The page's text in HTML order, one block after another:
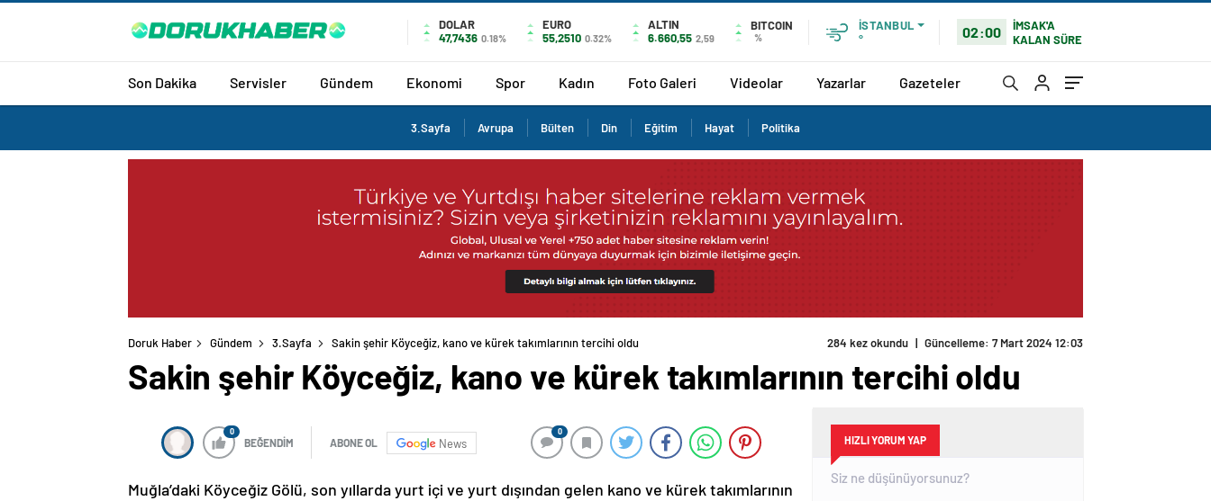
DOLAR
47,7436 0.18%
EURO
55,2510 0.32%
ALTIN
6.660,55 2,59
BITCOIN
%
İSTANBUL
°
02:00
İMSAK'A
KALAN SÜRE
Son Dakika Servisler Gündem Ekonomi Spor Kadın Foto Galeri Videolar Yazarlar Gazeteler
3.Sayfa Avrupa Bülten Din Eğitim Hayat Politika
Doruk Haber Gündem 3.Sayfa Sakin şehir Köyceğiz, kano ve kürek takımlarının tercihi oldu 284 kez okundu | Güncelleme: 7 Mart 2024 12:03
Sakin şehir Köyceğiz, kano ve kürek takımlarının tercihi oldu
0
BEĞENDİM ABONE OL News
0
Muğla’daki Köyceğiz Gölü, son yıllarda yurt içi ve yurt dışından gelen kano ve kürek takımlarının
HIZLI YORUM YAP